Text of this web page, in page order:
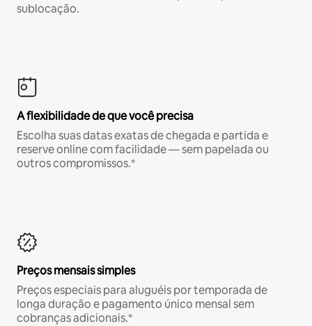
sublocação.
A flexibilidade de que você precisa
Escolha suas datas exatas de chegada e partida e
reserve online com facilidade — sem papelada ou
outros compromissos.*
Preços mensais simples
Preços especiais para aluguéis por temporada de
longa duração e pagamento único mensal sem
cobranças adicionais.*